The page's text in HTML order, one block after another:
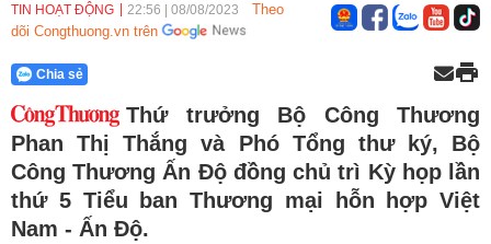
TIN HOẠT ĐỘNG 22:56 08/08/2023
Theo
dõi Congthuong.vn trên
Chia sẻ
Thứ trưởng Bộ Công Thương
Phan Thị Thắng và Phó Tổng thư ký, Bộ
Công Thương Ấn Độ đồng chủ trì Kỳ họp lần
thứ 5 Tiểu ban Thương mại hỗn hợp Việt
Nam - Ấn Độ.